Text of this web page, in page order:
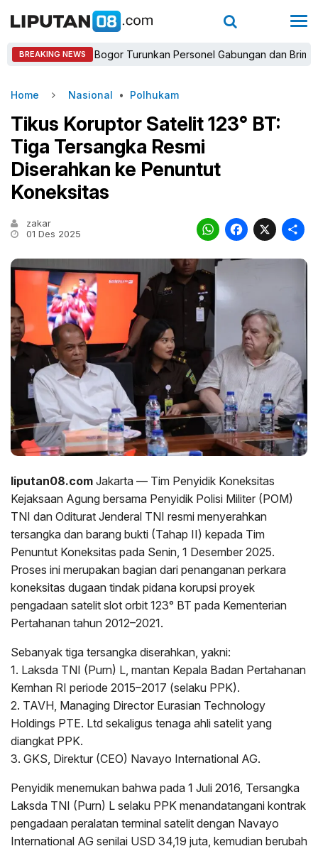
BREAKING NEWS
Kapolres Bogor Turunkan Personel Gabungan dan Brimob,
Home Nasional • Polhukam
Tikus Koruptor Satelit 123° BT:
Tiga Tersangka Resmi
Diserahkan ke Penuntut
Koneksitas
zakar
01 Des 2025
X
liputan08.com Jakarta — Tim Penyidik Koneksitas
Kejaksaan Agung bersama Penyidik Polisi Militer (POM)
TNI dan Oditurat Jenderal TNI resmi menyerahkan
tersangka dan barang bukti (Tahap II) kepada Tim
Penuntut Koneksitas pada Senin, 1 Desember 2025.
Proses ini merupakan bagian dari penanganan perkara
koneksitas dugaan tindak pidana korupsi proyek
pengadaan satelit slot orbit 123° BT pada Kementerian
Pertahanan tahun 2012–2021.
Sebanyak tiga tersangka diserahkan, yakni:
1. Laksda TNI (Purn) L, mantan Kepala Badan Pertahanan
Kemhan RI periode 2015–2017 (selaku PPK).
2. TAVH, Managing Director Eurasian Technology
Holdings PTE. Ltd sekaligus tenaga ahli satelit yang
diangkat PPK.
3. GKS, Direktur (CEO) Navayo International AG.
Penyidik menemukan bahwa pada 1 Juli 2016, Tersangka
Laksda TNI (Purn) L selaku PPK menandatangani kontrak
pengadaan peralatan terminal satelit dengan Navayo
International AG senilai USD 34,19 juta, kemudian berubah